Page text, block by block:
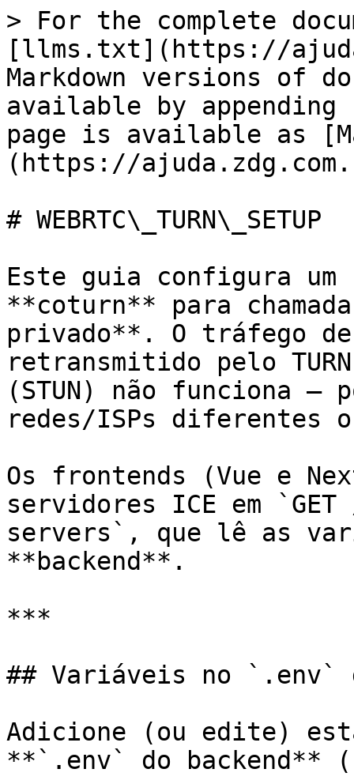
> For the complete
[llms.txt](https://
Markdown versions of
available by
page is available as
(https://
# WEBRTC\_TURN\_SETUP
Este guia configura um
**coturn** para
privado**. O tráfego
retransmitido pelo
(STUN) não funciona —
redes/ISPs diferentes
Os frontends (Vue e
servidores ICE em
servers`, que lê as
**backend**.
***
## Variáveis no `.env`
Adicione (ou edite)
**`.env` do backend**